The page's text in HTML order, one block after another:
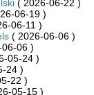
( 2026-06-22 )
06-19 )
06-11 )
( 2026-06-06 )
06 )
05-24 )
24 )
22 )
05-15 )